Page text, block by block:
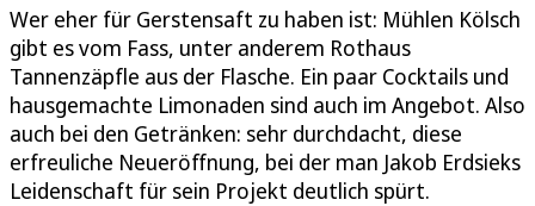
Wer eher für Gerstensaft zu haben ist: Mühlen Kölsch
gibt es vom Fass, unter anderem Rothaus
Tannenzäpfle aus der Flasche. Ein paar Cocktails und
hausgemachte Limonaden sind auch im Angebot. Also
auch bei den Getränken: sehr durchdacht, diese
erfreuliche Neueröffnung, bei der man Jakob Erdsieks
Leidenschaft für sein Projekt deutlich spürt.